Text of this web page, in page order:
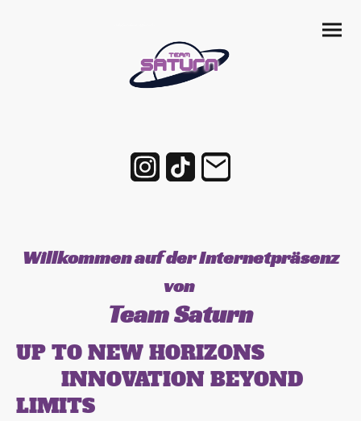
Willkommen auf der Internetpräsenz
von
Team Saturn
UP TO NEW HORIZONS
INNOVATION BEYOND
LIMITS